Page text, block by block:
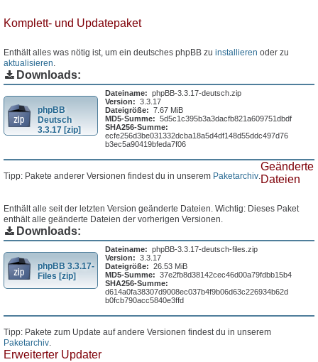
Komplett- und Updatepaket
Enthält alles was nötig ist, um ein deutsches phpBB zu installieren oder zu
aktualisieren.
Downloads:
phpBB
Deutsch
3.3.17 [zip]
Dateiname: phpBB-3.3.17-deutsch.zip
Version: 3.3.17
Dateigröße: 7.67 MiB
MD5-Summe: 5d5c1c395b3a3dacfb821a609751dbdf
SHA256-Summe:
ecfe256d3be031332dcba18a5d4df148d55ddc497d76
b3ec5a90419bfeda7f06
Tipp: Pakete anderer Versionen findest du in unserem Paketarchiv.
Geänderte
Dateien
Enthält alle seit der letzten Version geänderte Dateien. Wichtig: Dieses Paket
enthält alle geänderte Dateien der vorherigen Versionen.
Downloads:
phpBB 3.3.17-
Files [zip]
Dateiname: phpBB-3.3.17-deutsch-files.zip
Version: 3.3.17
Dateigröße: 26.53 MiB
MD5-Summe: 37e2fb8d38142cec46d00a79fdbb15b4
SHA256-Summe:
d614a0fa38307d9008ec037b4f9b06d63c226934b62d
b0fcb790acc5840e3ffd
Tipp: Pakete zum Update auf andere Versionen findest du in unserem
Paketarchiv.
Erweiterter Updater